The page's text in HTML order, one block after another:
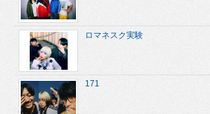
ロマネスク実験
171